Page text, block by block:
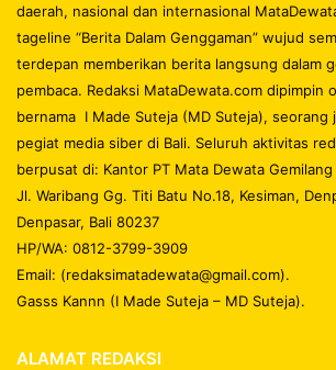
daerah, nasional dan internasional
tageline “Berita Dalam Genggaman” wujud
terdepan memberikan berita langsung dalam
pembaca. Redaksi MataDewata.com dipimpin
bernama I Made Suteja (MD Suteja), seorang
pegiat media siber di Bali. Seluruh aktivitas
berpusat di: Kantor PT Mata Dewata
Jl. Waribang Gg. Titi Batu No.18, Kesiman,
Denpasar, Bali 80237
HP/WA: 0812-3799-3909
Email: (redaksimatadewata@gmail.com).
Gasss Kannn (I Made Suteja – MD Suteja).
ALAMAT REDAKSI